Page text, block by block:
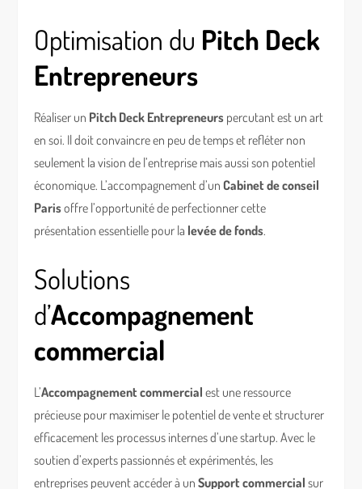
Optimisation du Pitch Deck
Entrepreneurs
Réaliser un Pitch Deck Entrepreneurs percutant est un art
en soi. Il doit convaincre en peu de temps et refléter non
seulement la vision de l’entreprise mais aussi son potentiel
économique. L’accompagnement d’unCabinet de conseil
Parisoffre l’opportunité de perfectionner cette
présentation essentielle pour la levée de fonds.
Solutions
d’Accompagnement
commercial
L’Accompagnement commercial est une ressource
précieuse pour maximiser le potentiel de vente et structurer
efficacement les processus internes d’une startup. Avec le
soutien d’experts passionnés et expérimentés, les
entreprises peuvent accéder à unSupport commercial sur